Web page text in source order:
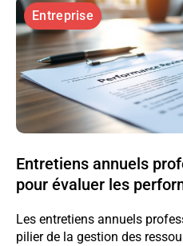
Entreprise
Entretiens annuels
pour évaluer les
Les entretiens annuels
pilier de la gestion des